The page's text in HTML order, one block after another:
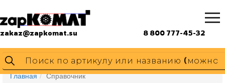
zakaz@zapkomat.su 8 800 777-45-32
Главная Справочник